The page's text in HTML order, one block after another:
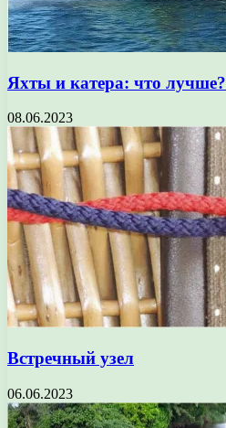
Яхты и катера: что лучше?
08.06.2023
Встречный узел
06.06.2023